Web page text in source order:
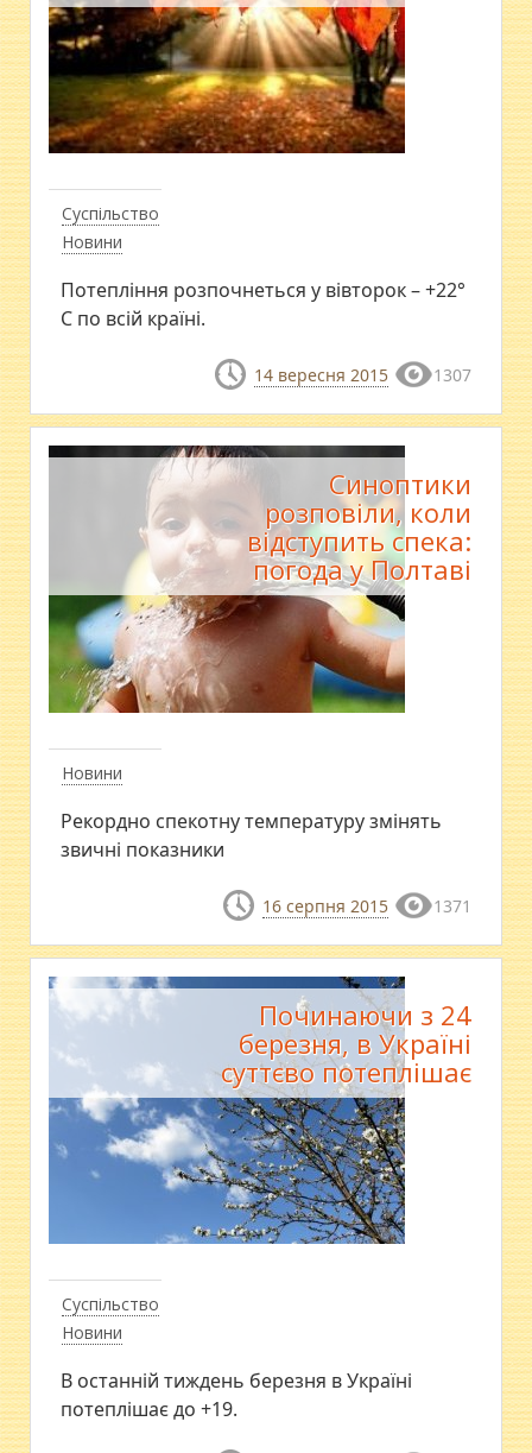
Суспільство
Новини
Потепління розпочнеться у вівторок – +22°
С по всій країні.
14 вересня 2015 1307
Новини
Синоптики
розповіли, коли
відступить спека:
погода у Полтаві
Рекордно спекотну температуру змінять
звичні показники
16 серпня 2015 1371
Суспільство
Новини
Починаючи з 24
березня, в Україні
суттєво потеплішає
В останній тиждень березня в Україні
потеплішає до +19.